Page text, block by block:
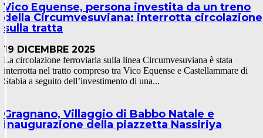
Vico Equense, persona investita da un treno
della Circumvesuviana: interrotta circolazione
sulla tratta
19 DICEMBRE 2025
La circolazione ferroviaria sulla linea Circumvesuviana è stata
interrotta nel tratto compreso tra Vico Equense e Castellammare di
Stabia a seguito dell’investimento di una...
Gragnano, Villaggio di Babbo Natale e
inaugurazione della piazzetta Nassiriya